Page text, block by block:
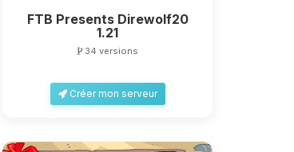
FTB Presents Direwolf20
1.21
34 versions
Créer mon serveur